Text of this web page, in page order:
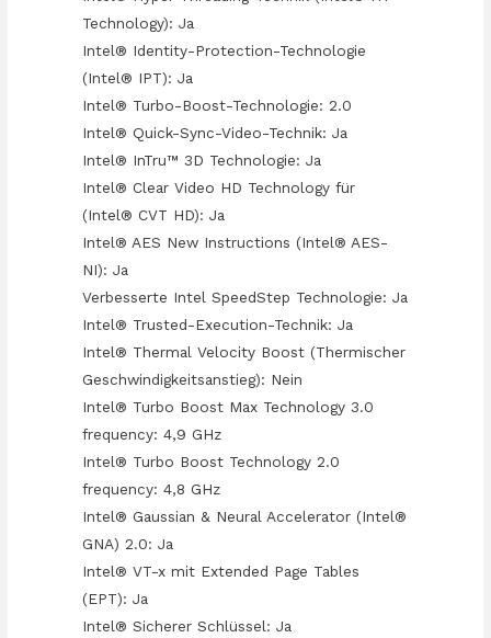
Technology): Ja
Intel® Identity-Protection-Technologie
(Intel® IPT): Ja
Intel® Turbo-Boost-Technologie: 2.0
Intel® Quick-Sync-Video-Technik: Ja
Intel® InTru™ 3D Technologie: Ja
Intel® Clear Video HD Technology für
(Intel® CVT HD): Ja
Intel® AES New Instructions (Intel® AES-
NI): Ja
Verbesserte Intel SpeedStep Technologie: Ja
Intel® Trusted-Execution-Technik: Ja
Intel® Thermal Velocity Boost (Thermischer
Geschwindigkeitsanstieg): Nein
Intel® Turbo Boost Max Technology 3.0
frequency: 4,9 GHz
Intel® Turbo Boost Technology 2.0
frequency: 4,8 GHz
Intel® Gaussian & Neural Accelerator (Intel®
GNA) 2.0: Ja
Intel® VT-x mit Extended Page Tables
(EPT): Ja
Intel® Sicherer Schlüssel: Ja